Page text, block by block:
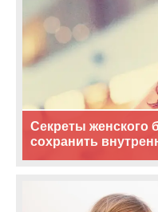
Секреты женского
сохранить